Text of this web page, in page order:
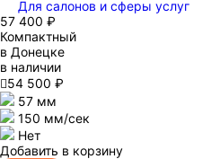
Для салонов и сферы услуг
57 400 ₽
Компактный
в Донецке
в наличии
54 500 ₽
57 мм
150 мм/сек
Нет
Добавить в корзину